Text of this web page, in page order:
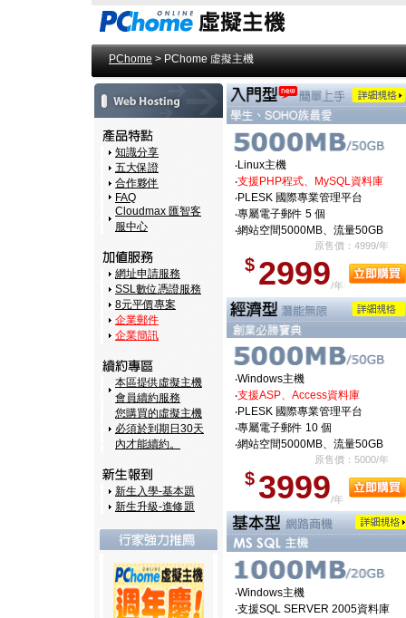
PChome> PChome 虛擬主機
知識分享
五大保證
合作夥伴
FAQ
Cloudmax 匯智客
服中心
網址申請服務
SSL數位憑證服務
8元平價專案
企業郵件
企業簡訊
本區提供虛擬主機
會員續約服務
您購買的虛擬主機
必須於到期日30天
內才能續約。
新生入學-基本題
新生升級-進修題
‧Linux主機
‧支援PHP程式、MySQL資料庫
‧PLESK 國際專業管理平台
‧專屬電子郵件 5 個
‧網站空間5000MB、流量50GB
原售價：4999/年
$ 2999/年
‧Windows主機
‧支援ASP、Access資料庫
‧PLESK 國際專業管理平台
‧專屬電子郵件 10 個
‧網站空間5000MB、流量50GB
原售價：5000/年
$ 3999/年
‧Windows主機
‧支援SQL SERVER 2005資料庫